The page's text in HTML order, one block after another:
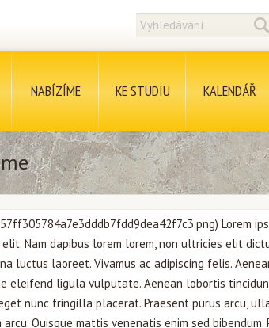
NABÍZÍME KE STUDIU KALENDÁŘ
Lorem
Nam dapibus lorem lorem, non ultricies elit
luctus laoreet. Vivamus ac adipiscing felis.
eleifend ligula vulputate. Aenean lobortis
nunc fringilla placerat. Praesent purus arcu,
Quisque mattis venenatis enim sed bibendum.